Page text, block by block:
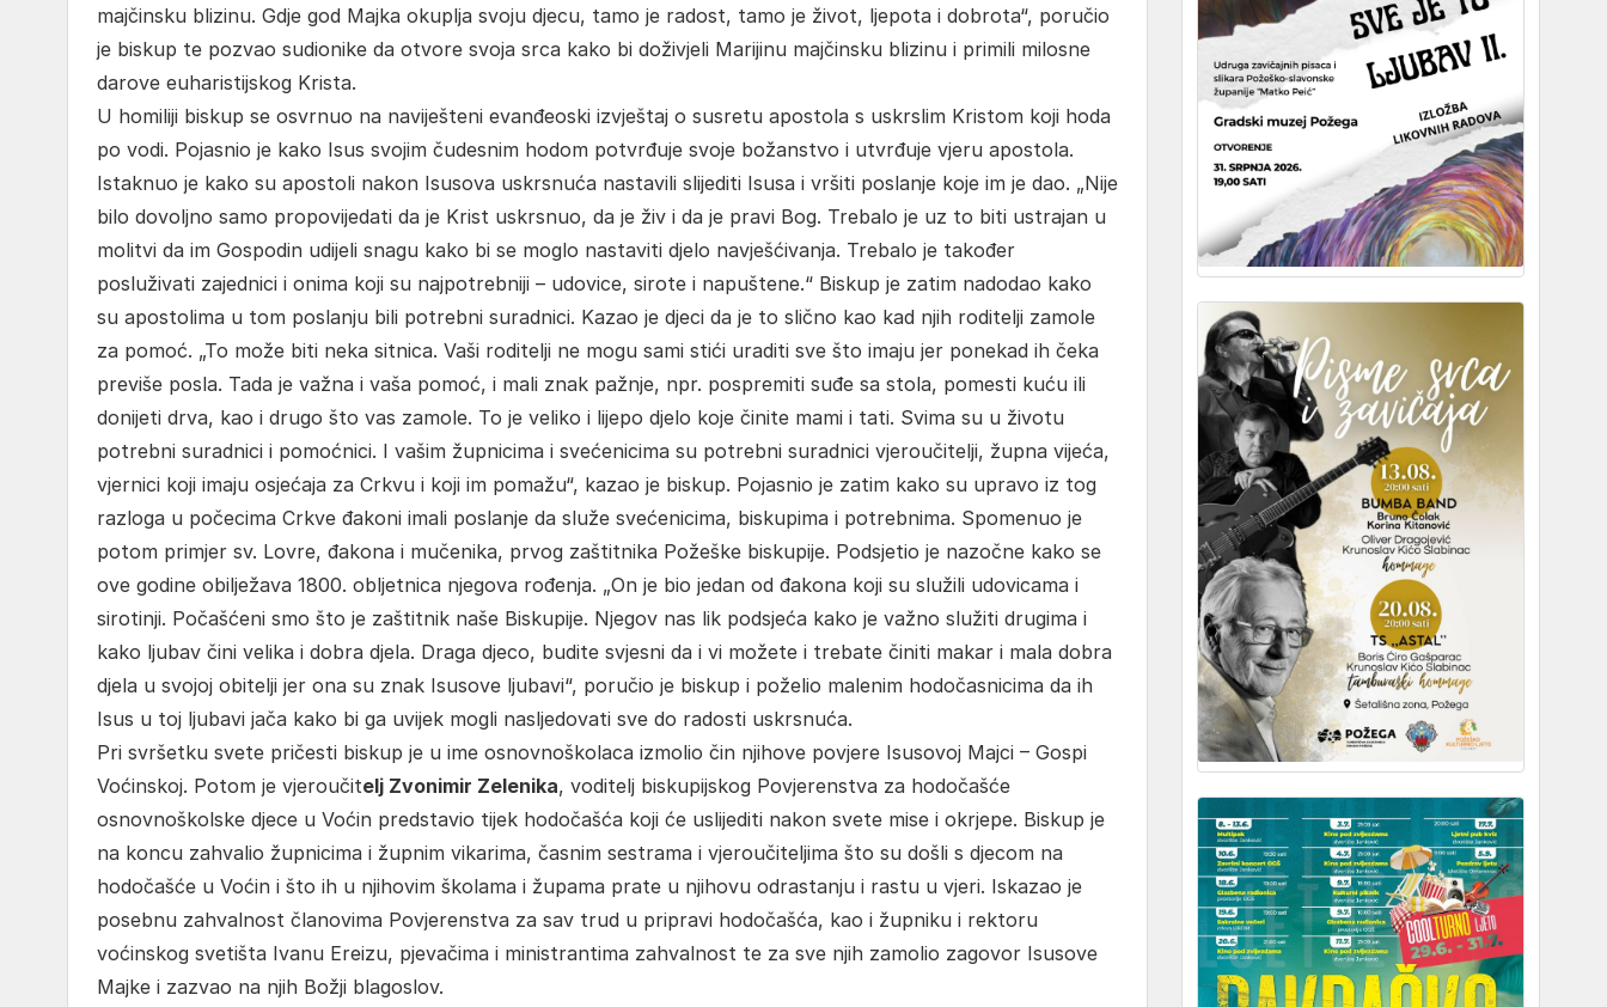
majčinsku blizinu. Gdje god Majka okuplja svoju djecu, tamo je radost, tamo je život, ljepota i dobrota“, poručio
je biskup te pozvao sudionike da otvore svoja srca kako bi doživjeli Marijinu majčinsku blizinu i primili milosne
darove euharistijskog Krista.
U homiliji biskup se osvrnuo na naviješteni evanđeoski izvještaj o susretu apostola s uskrslim Kristom koji hoda
po vodi. Pojasnio je kako Isus svojim čudesnim hodom potvrđuje svoje božanstvo i utvrđuje vjeru apostola.
Istaknuo je kako su apostoli nakon Isusova uskrsnuća nastavili slijediti Isusa i vršiti poslanje koje im je dao. „Nije
bilo dovoljno samo propovijedati da je Krist uskrsnuo, da je živ i da je pravi Bog. Trebalo je uz to biti ustrajan u
molitvi da im Gospodin udijeli snagu kako bi se moglo nastaviti djelo navješćivanja. Trebalo je također
posluživati zajednici i onima koji su najpotrebniji – udovice, sirote i napuštene.“ Biskup je zatim nadodao kako
su apostolima u tom poslanju bili potrebni suradnici. Kazao je djeci da je to slično kao kad njih roditelji zamole
za pomoć. „To može biti neka sitnica. Vaši roditelji ne mogu sami stići uraditi sve što imaju jer ponekad ih čeka
previše posla. Tada je važna i vaša pomoć, i mali znak pažnje, npr. pospremiti suđe sa stola, pomesti kuću ili
donijeti drva, kao i drugo što vas zamole. To je veliko i lijepo djelo koje činite mami i tati. Svima su u životu
potrebni suradnici i pomoćnici. I vašim župnicima i svećenicima su potrebni suradnici vjeroučitelji, župna vijeća,
vjernici koji imaju osjećaja za Crkvu i koji im pomažu“, kazao je biskup. Pojasnio je zatim kako su upravo iz tog
razloga u počecima Crkve đakoni imali poslanje da služe svećenicima, biskupima i potrebnima. Spomenuo je
potom primjer sv. Lovre, đakona i mučenika, prvog zaštitnika Požeške biskupije. Podsjetio je nazočne kako se
ove godine obilježava 1800. obljetnica njegova rođenja. „On je bio jedan od đakona koji su služili udovicama i
sirotinji. Počašćeni smo što je zaštitnik naše Biskupije. Njegov nas lik podsjeća kako je važno služiti drugima i
kako ljubav čini velika i dobra djela. Draga djeco, budite svjesni da i vi možete i trebate činiti makar i mala dobra
djela u svojoj obitelji jer ona su znak Isusove ljubavi“, poručio je biskup i poželio malenim hodočasnicima da ih
Isus u toj ljubavi jača kako bi ga uvijek mogli nasljedovati sve do radosti uskrsnuća.
Pri svršetku svete pričesti biskup je u ime osnovnoškolaca izmolio čin njihove povjere Isusovoj Majci – Gospi
Voćinskoj. Potom je vjeroučitelj Zvonimir Zelenika, voditelj biskupijskog Povjerenstva za hodočašće
osnovnoškolske djece u Voćin predstavio tijek hodočašća koji će uslijediti nakon svete mise i okrjepe. Biskup je
na koncu zahvalio župnicima i župnim vikarima, časnim sestrama i vjeroučiteljima što su došli s djecom na
hodočašće u Voćin i što ih u njihovim školama i župama prate u njihovu odrastanju i rastu u vjeri. Iskazao je
posebnu zahvalnost članovima Povjerenstva za sav trud u pripravi hodočašća, kao i župniku i rektoru
voćinskog svetišta Ivanu Ereizu, pjevačima i ministrantima zahvalnost te za sve njih zamolio zagovor Isusove
Majke i zazvao na njih Božji blagoslov.